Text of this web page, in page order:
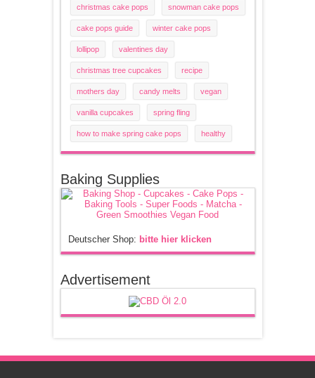
christmas cake pops snowman cake pops
cake pops guide winter cake pops
lollipop valentines day
christmas tree cupcakes recipe
mothers day candy melts vegan
vanilla cupcakes spring fling
how to make spring cake pops healthy
Baking Supplies
Deutscher Shop: bitte hier klicken
Advertisement